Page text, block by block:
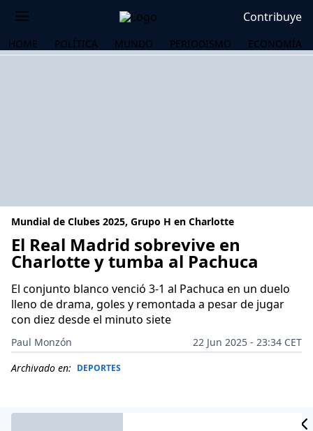
Contribuye
HOME POLÍTICA MUNDO PERIODISMO ECONOMÍA
Mundial de Clubes 2025, Grupo H en Charlotte
El Real Madrid sobrevive en
Charlotte y tumba al Pachuca
El conjunto blanco venció 3-1 al Pachuca en un duelo
lleno de drama, goles y remontada a pesar de jugar
con diez desde el minuto siete
Paul Monzón
22 Jun 2025 - 23:34 CET
Archivado en: DEPORTES